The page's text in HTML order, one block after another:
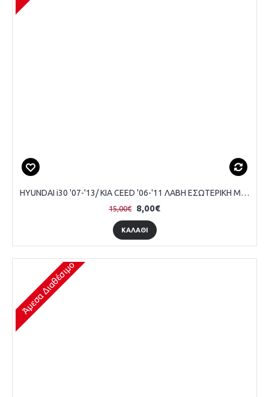
HYUNDAI i30 '07-'13/ KIA CEED '06-'11 ΛΑΒΗ ΕΣΩΤΕΡΙΚΗ MAYPΗ ΕΜΠΡΟΣ ΟΔΗΓΟΥ
15,00€ 8,00€
ΚΑΛΆΘΙ
Άμεσα Διαθέσιμο